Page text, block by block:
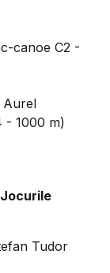
canoe C2 -
Aurel
- 1000 m)
Tudor